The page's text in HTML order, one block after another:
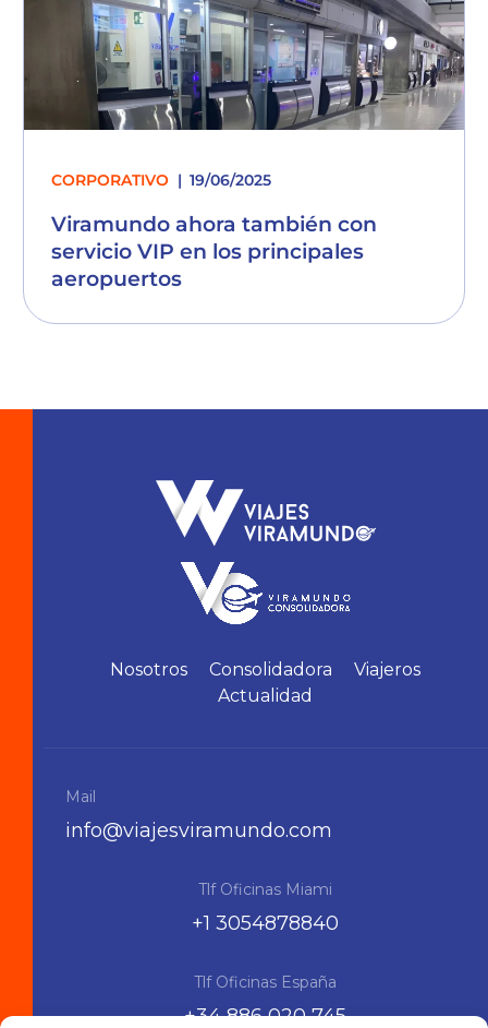
CORPORATIVO 19/06/2025
Viramundo ahora también con
servicio VIP en los principales
aeropuertos
Nosotros Consolidadora
Viajeros
Actualidad
Mail
info@viajesviramundo.com
Tlf Oficinas Miami
+1 3054878840
Tlf Oficinas España
+34 886 020 745